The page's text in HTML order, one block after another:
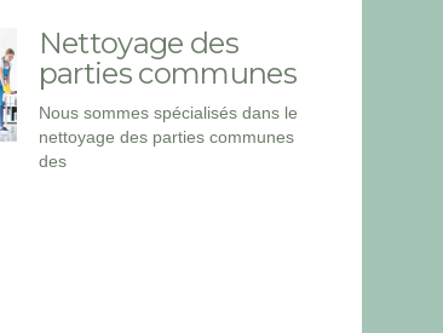
Nettoyage des
parties communes
Nous sommes spécialisés dans le
nettoyage des parties communes
des